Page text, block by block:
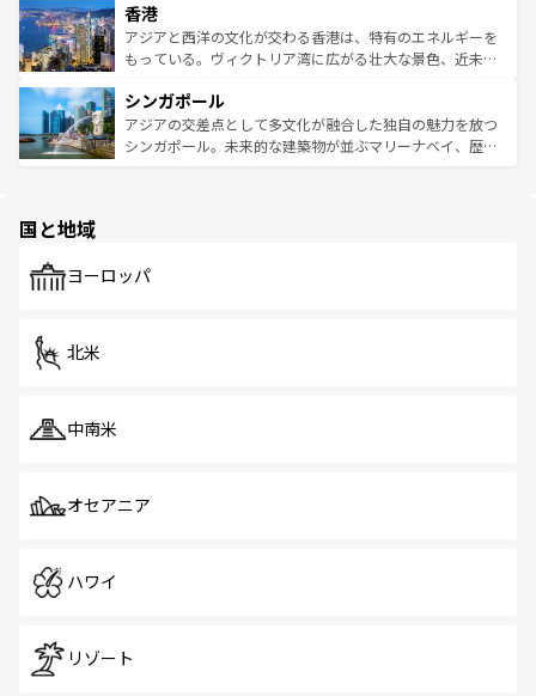
とつ。フォーやバインミー、ベトナムコーヒーなどは、ぜ
ひ現地で味わいたい。どの地域を訪れてもあたたかい人々
が旅行者を迎えてくれるので、きっと忘れられない旅にな
参照してほしい。
の活気が交差している。北部ではチェンマイなどの山岳地
帯で自然と触れ合い、南部ではプーケットやクラビの美し
いビーチでリゾート気分を楽しむことができる。タイ料理
激する。気候は一年中温暖で、どの季節にも異なる楽しみ
が待っている。親しみやすいタイの人々、仏教を中心とし
た文化、そして多様な観光資源が、訪れる旅人を魅了し続
香港
アジアと西洋の文化が交わる香港は、特有のエネルギーを
もっている。ヴィクトリア湾に広がる壮大な景色、近未来
み、どこを訪れても感動するはず。観光スポットが密集し
ており、効率よく見どころを回れるのも魅力。息をのむよ
うな絶景から文化的な体験まで、香港を存分に楽しみ尽く
シンガポール
アジアの交差点として多文化が融合した独自の魅力を放つ
シンガポール。未来的な建築物が並ぶマリーナベイ、歴史
で、ホーカーズは地元の風情を楽しめる外せないスポット
国と地域
ヨーロッパ
北米
中南米
オセアニア
ハワイ
リゾート